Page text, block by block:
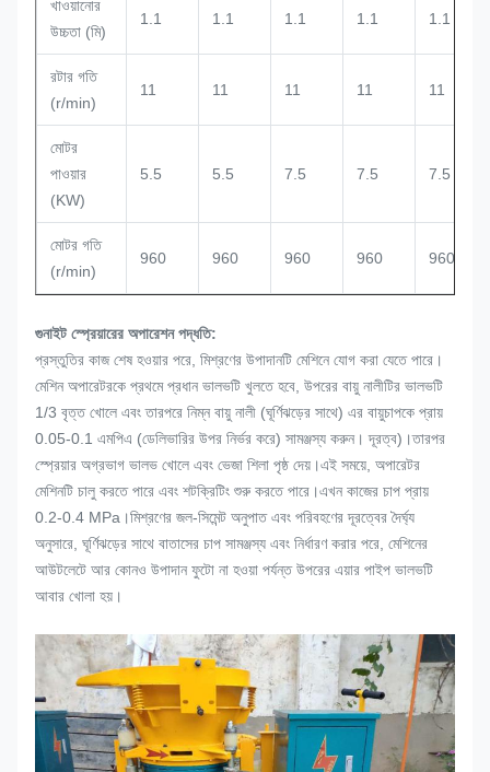
খাওয়ানোর
উচ্চতা (মি)
1.1 1.1 1.1 1.1 1.1
রটার গতি
(r/min)
11 11 11 11 11
মোটর
পাওয়ার
(KW)
5.5 5.5 7.5 7.5 7.5
মোটর গতি
(r/min)
960 960 960 960 960
গুনাইট স্প্রেয়ারের অপারেশন পদ্ধতি:
প্রস্তুতির কাজ শেষ হওয়ার পরে, মিশ্রণের উপাদানটি মেশিনে যোগ করা যেতে পারে।
মেশিন অপারেটরকে প্রথমে প্রধান ভালভটি খুলতে হবে, উপরের বায়ু নালীটির ভালভটি
1/3 বৃত্ত খোলে এবং তারপরে নিম্ন বায়ু নালী (ঘূর্ণিঝড়ের সাথে) এর বায়ুচাপকে প্রায়
0.05-0.1 এমপিএ (ডেলিভারির উপর নির্ভর করে) সামঞ্জস্য করুন। দূরত্ব)।তারপর
স্প্রেয়ার অগ্রভাগ ভালভ খোলে এবং ভেজা শিলা পৃষ্ঠ দেয়।এই সময়ে, অপারেটর
মেশিনটি চালু করতে পারে এবং শটক্রিটিং শুরু করতে পারে।এখন কাজের চাপ প্রায়
0.2-0.4 MPa।মিশ্রণের জল-সিমেন্ট অনুপাত এবং পরিবহণের দূরত্বের দৈর্ঘ্য
অনুসারে, ঘূর্ণিঝড়ের সাথে বাতাসের চাপ সামঞ্জস্য এবং নির্ধারণ করার পরে, মেশিনের
আউটলেটে আর কোনও উপাদান ফুটো না হওয়া পর্যন্ত উপরের এয়ার পাইপ ভালভটি
আবার খোলা হয়।